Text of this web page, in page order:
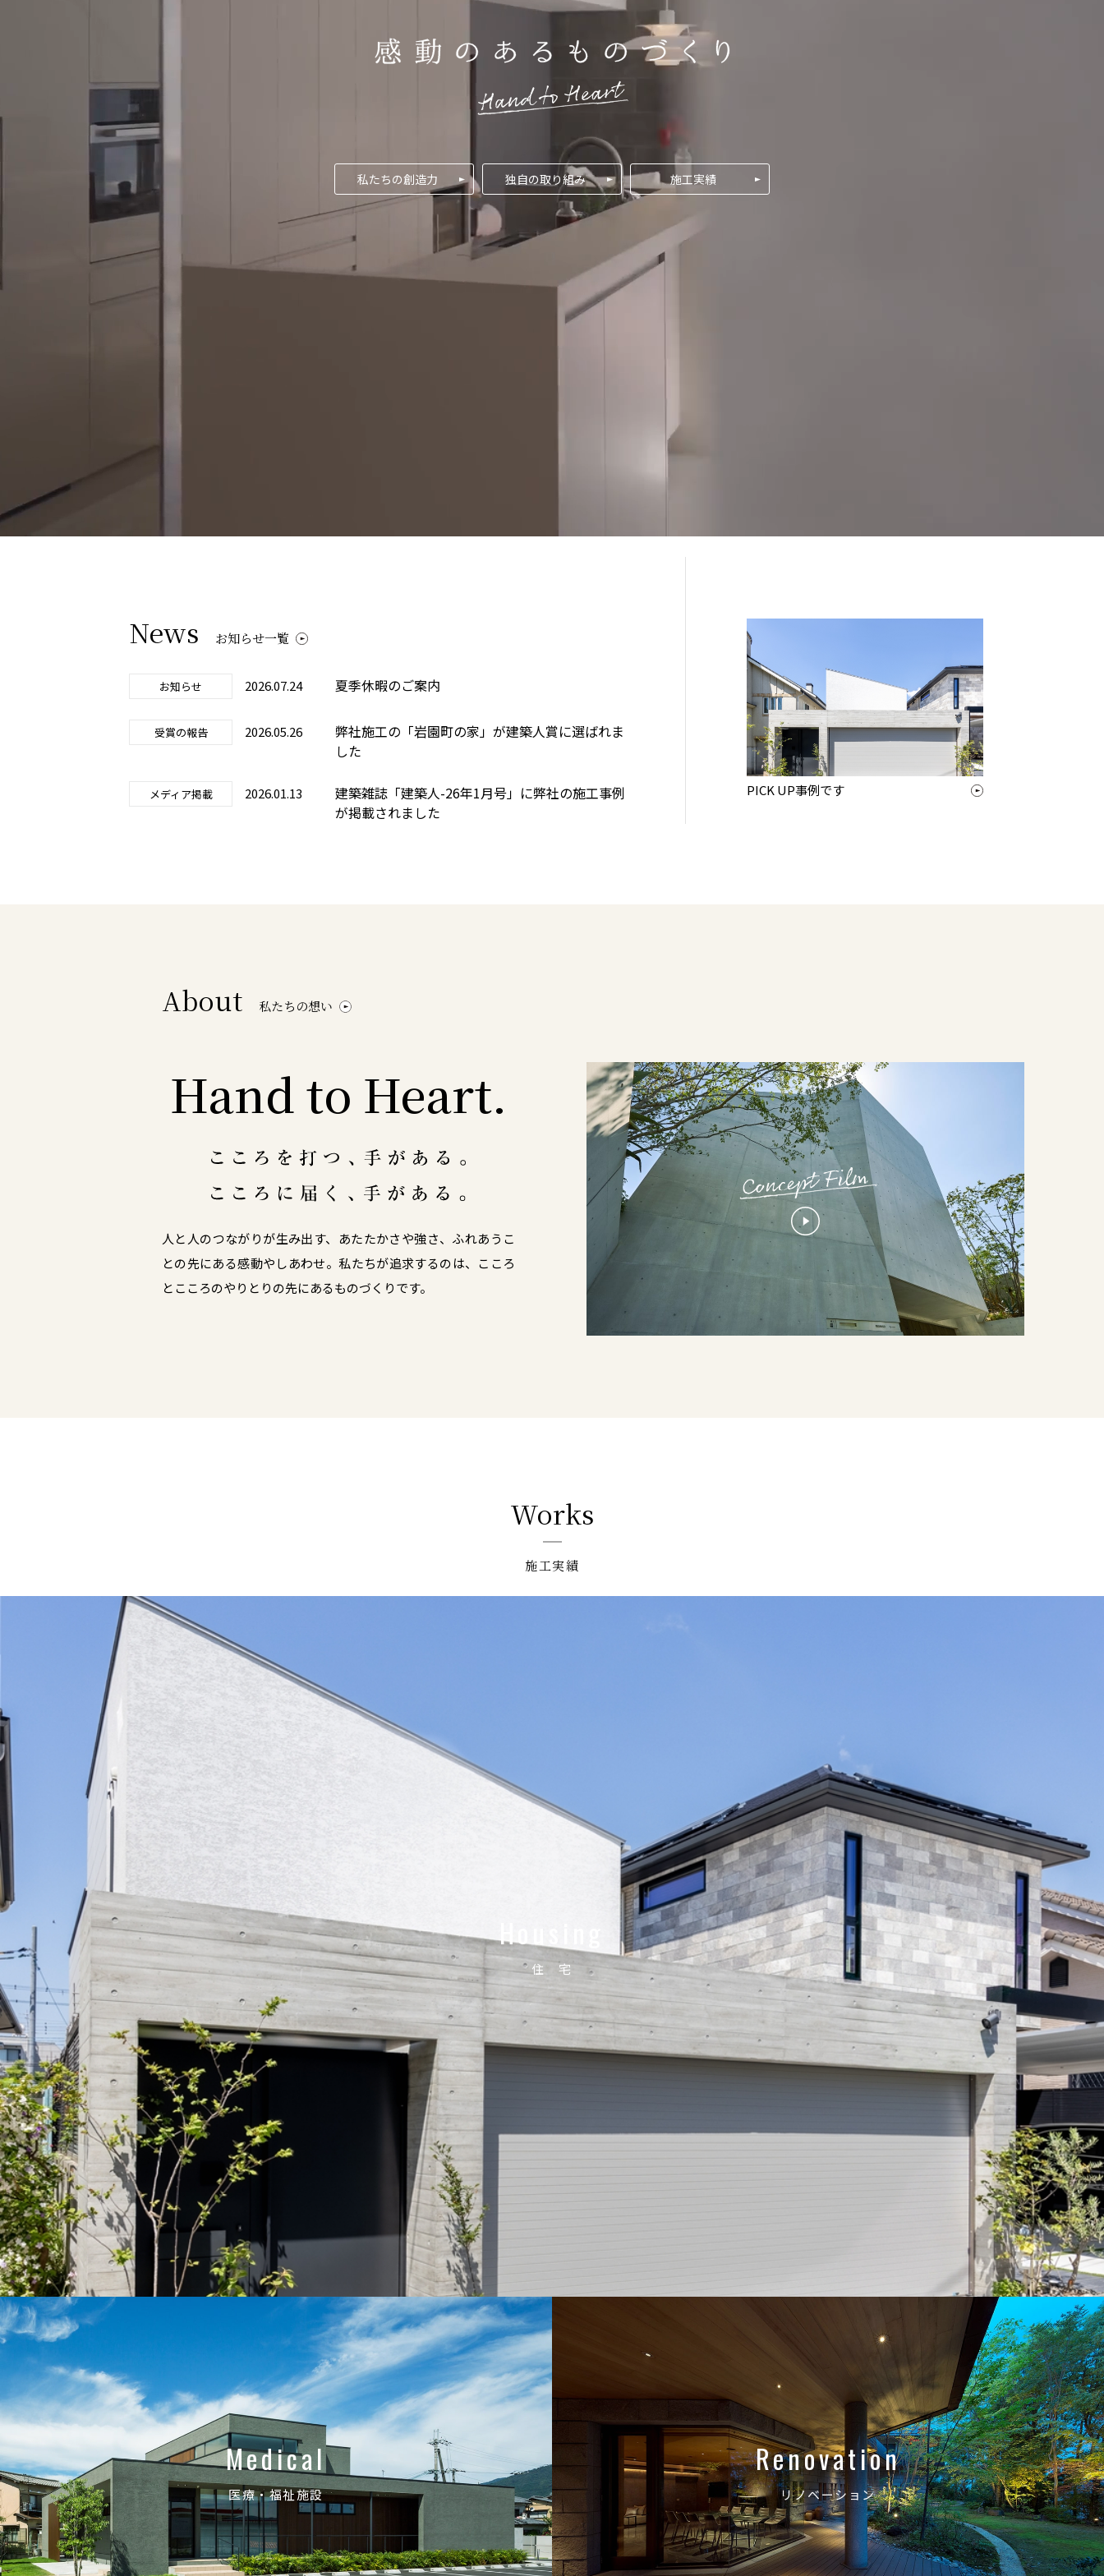
私たちの創造力 独自の取り組み 施工実績
News お知らせ一覧
お知らせ 2026.07.24 夏季休暇のご案内
受賞の報告 2026.05.26
弊社施工の「岩園町の家」が建築人賞に選ばれま
した
メディア掲載 2026.01.13
建築雑誌「建築人-26年1月号」に弊社の施工事例
が掲載されました
PICK UP事例です
About 私たちの想い
Hand to Heart.
人と人のつながりが生み出す、あたたかさや強さ、ふれあうこ
との先にある感動やしあわせ。私たちが追求するのは、こころ
とこころのやりとりの先にあるものづくりです。
Works
施工実績
Housing
住 宅
Medical
医療・福祉施設
Renovation
リノベーション